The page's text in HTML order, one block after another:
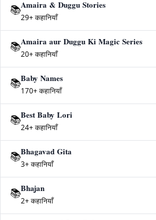
📚Amaira & Duggu Stories
29+ कहानियाँ
📚Amaira aur Duggu Ki Magic Series
20+ कहानियाँ
📚Baby Names
170+ कहानियाँ
📚Best Baby Lori
24+ कहानियाँ
📚Bhagavad Gita
3+ कहानियाँ
📚Bhajan
2+ कहानियाँ